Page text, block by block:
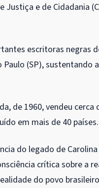
Justiça e de Cidadania
escritoras negras
(SP), sustentando
de 1960, vendeu cerca
em mais de 40 países.
do legado de
crítica sobre a
do povo